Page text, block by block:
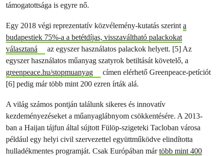
támogatottsága is egyre nő.
Egy 2018 végi reprezentatív közvélemény-kutatás szerinta
budapestiek 75%-a a betétdíjas, visszaváltható palackokat
választaná
az egyszer használatos palackok helyett. [5] Az
egyszer használatos műanyag szatyrok betiltását követelő, a
greenpeace.hu/stopmuanyag
címen elérhető Greenpeace-petíciót
[6] pedig már több mint 200 ezren írták alá.
A világ számos pontján találunk sikeres és innovatív
kezdeményezéseket a műanyaglábnyom csökkentésére. A 2013-
ban a Haijan tájfun által sújtott Fülöp-szigeteki Tacloban városa
például egy helyi civil szervezettel együttműködve elindította
hulladékmentes programját. Csak Európában mártöbb mint 400